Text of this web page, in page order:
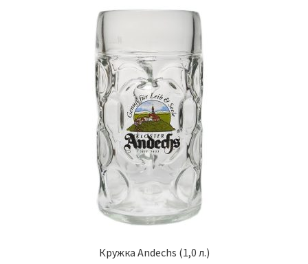
Кружка Andechs (1,0 л.)